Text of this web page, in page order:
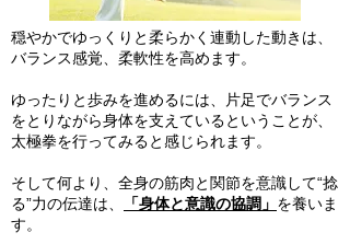
穏やかでゆっくりと柔らかく連動した動きは、
バランス感覚、柔軟性を高めます。
ゆったりと歩みを進めるには、片足でバランス
をとりながら身体を支えているということが、
太極拳を行ってみると感じられます。
そして何より、全身の筋肉と関節を意識して“捻
る”力の伝達は、
「身体と意識の協調」 を養いま
す。